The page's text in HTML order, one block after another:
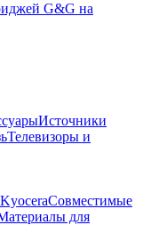
G&G на
Источники
Телевизоры и
Совместимые
для